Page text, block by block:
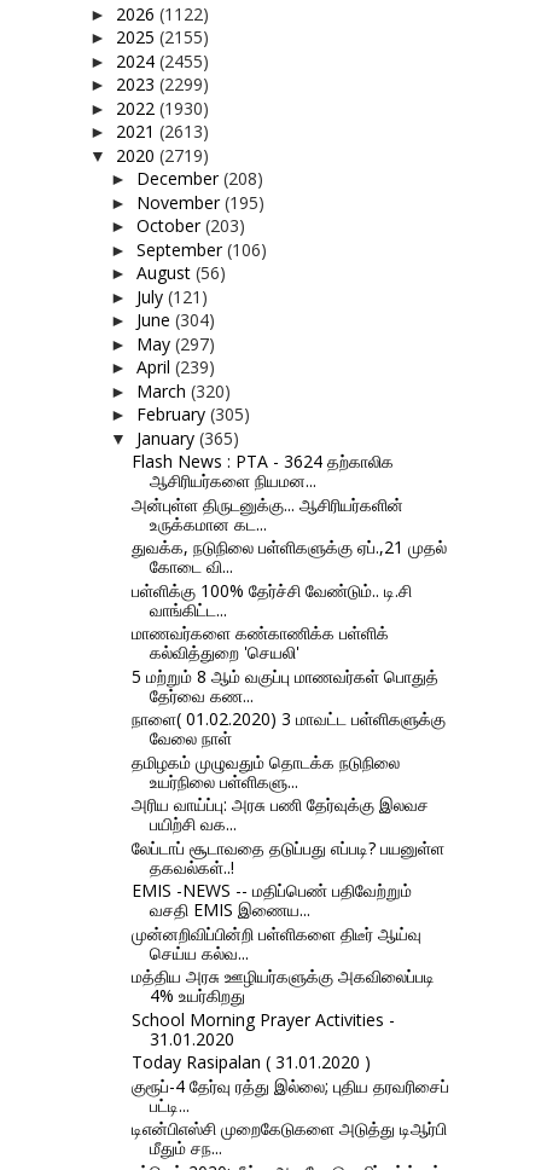
► 2026 (1122)
► 2025 (2155)
► 2024 (2455)
► 2023 (2299)
► 2022 (1930)
► 2021 (2613)
▼ 2020 (2719)
► December(208)
► November(195)
► October(203)
► September(106)
► August (56)
► July (121)
► June (304)
► May (297)
► April (239)
► March (320)
► February (305)
▼ January (365)
Flash News : PTA - 3624 தற்காலிக
ஆசிரியர்களை நியமன...
அன்புள்ள திருடனுக்கு... ஆசிரியர்களின்
உருக்கமான கட...
துவக்க, நடுநிலை பள்ளிகளுக்கு ஏப்.,21 முதல்
கோடை வி...
பள்ளிக்கு 100% தேர்ச்சி வேண்டும்.. டி.சி
வாங்கிட்ட...
மாணவர்களை கண்காணிக்க பள்ளிக்
கல்வித்துறை 'செயலி'
5 மற்றும் 8 ஆம் வகுப்பு மாணவர்கள் பொதுத்
தேர்வை கண...
நாளை( 01.02.2020) 3 மாவட்ட பள்ளிகளுக்கு
வேலை நாள்
தமிழகம் முழுவதும் தொடக்க நடுநிலை
உயர்நிலை பள்ளிகளு...
அரிய வாய்ப்பு: அரசு பணி தேர்வுக்கு இலவச
பயிற்சி வக...
லேப்டாப் சூடாவதை தடுப்பது எப்படி? பயனுள்ள
தகவல்கள்..!
EMIS -NEWS -- மதிப்பெண் பதிவேற்றும்
வசதி EMIS இணைய...
முன்னறிவிப்பின்றி பள்ளிகளை திடீர் ஆய்வு
செய்ய கல்வ...
மத்திய அரசு ஊழியர்களுக்கு அகவிலைப்படி
4% உயர்கிறது
School Morning Prayer Activities -
31.01.2020
Today Rasipalan ( 31.01.2020 )
குரூப்-4 தேர்வு ரத்து இல்லை; புதிய தரவரிசைப்
பட்டி...
டிஎன்பிஎஸ்சி முறைகேடுகளை அடுத்து டிஆர்பி
மீதும் சந...